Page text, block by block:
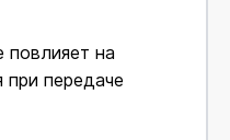
повлияет на
передаче